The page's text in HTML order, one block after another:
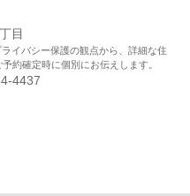
目
イバシー保護の観点から、詳細な住
約確定時に個別にお伝えします。
4437